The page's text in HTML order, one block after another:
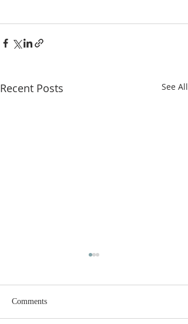
Recent Posts See All
Comments